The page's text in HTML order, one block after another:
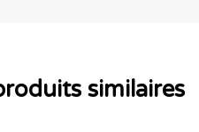
similaires